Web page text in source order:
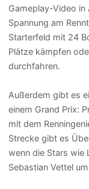
Gameplay-Video
Spannung am
Starterfeld mit 24
Plätze kämpfen
durchfahren.
Außerdem gibt es
einem Grand Prix:
mit dem
Strecke gibt es
wenn die Stars wie
Sebastian Vettel